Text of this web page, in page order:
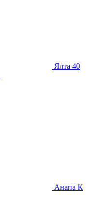
Ялта 40
Анапа К